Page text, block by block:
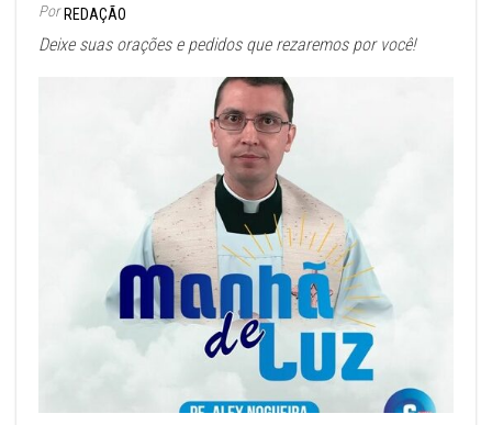
Por REDAÇÃO
Deixe suas orações e pedidos que rezaremos por você!